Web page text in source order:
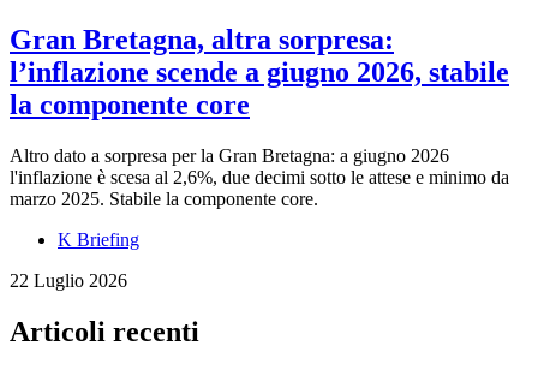
Gran Bretagna, altra sorpresa:
l’inflazione scende a giugno 2026, stabile
la componente core
Altro dato a sorpresa per la Gran Bretagna: a giugno 2026
l'inflazione è scesa al 2,6%, due decimi sotto le attese e minimo da
marzo 2025. Stabile la componente core.
K Briefing
22 Luglio 2026
Articoli recenti